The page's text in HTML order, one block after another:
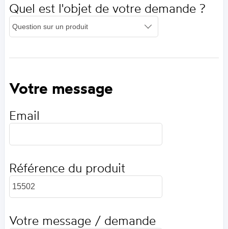
Quel est l'objet de votre demande ?
Votre message
Email
Référence du produit
Votre message / demande